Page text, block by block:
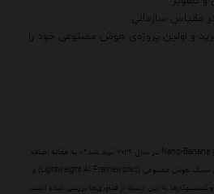
و اولین پروژه‌ی هوش مصنوعی خود را
بخش تحلیلی جدیدی با موضوع «چرا Nano-Banana در سال ۲۰۲۶ ترند شد؟» به مقاله اضافه
شد. در این بخش روند رشد ابزارهای سبک هوش مصنوعی (Lightweight AI Frameworks) و
کسب‌وکارها به این دسته از فناوری‌ها بررسی شده است.